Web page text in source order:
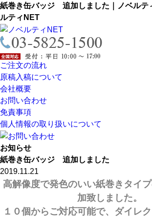
紙巻き缶バッジ 追加しました｜ノベルテ
ルティNET
ご注文の流れ
原稿入稿について
会社概要
お問い合わせ
免責事項
個人情報の取り扱いについて
お知らせ
紙巻き缶バッジ 追加しました
2019.11.21
高解像度で発色のいい紙巻きタイ
加致しました。
１０個からご対応可能で、ダイレ